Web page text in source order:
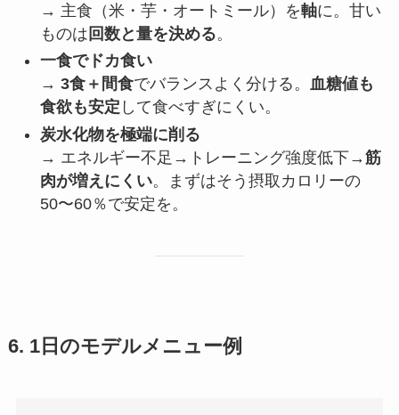
→ 主食（米・芋・オートミール）を軸に。甘い
ものは 回数と量を決める。
一食でドカ食い
→ 3食＋間食でバランスよく分ける。 血糖値も
食欲も安定 して食べすぎにくい。
炭水化物を極端に削る
→ エネルギー不足→トレーニング強度低下→筋
肉が増えにくい。まずはそう摂取カロリーの
50〜60％で安定を。
6. 1日のモデルメニュー例